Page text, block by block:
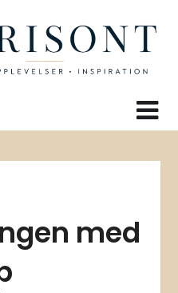
med